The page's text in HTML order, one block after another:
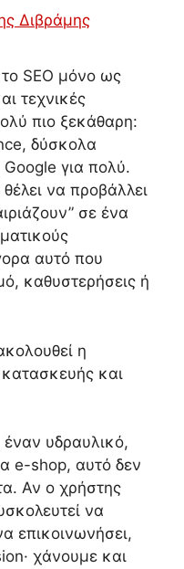
Διβράμης
SEO μόνο ως
τεχνικές
πιο ξεκάθαρη:
δύσκολα
για πολύ.
να προβάλλει
σε ένα
αυτό που
καθυστερήσεις ή
η
και
έναν υδραυλικό,
e-shop, αυτό δεν
Αν ο χρήστης
να
επικοινωνήσει,
χάνουμε και